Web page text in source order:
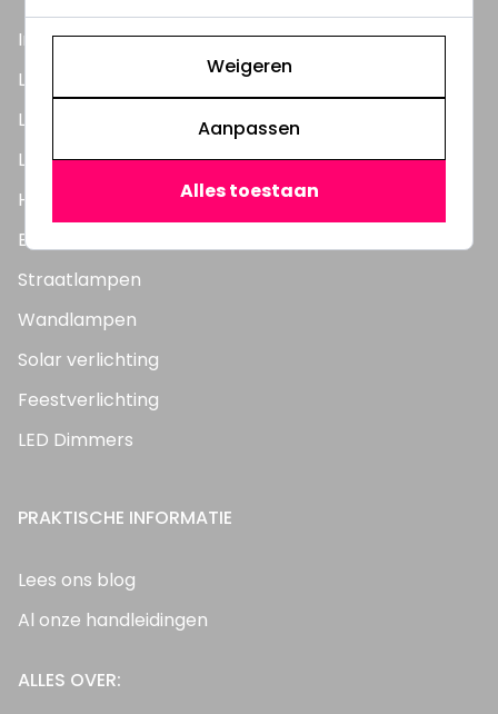
Inbouwspots
LED Lampen
LED TL Buizen
LED Panelen
Highbay's / Ufo's
Bouwlampen
Straatlampen
Wandlampen
Solar verlichting
Feestverlichting
LED Dimmers
PRAKTISCHE INFORMATIE
Lees ons blog
Al onze handleidingen
ALLES OVER:
Weigeren
Aanpassen
Alles toestaan